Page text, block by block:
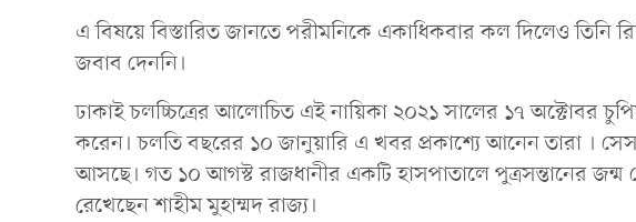
এ বিষয়ে বিস্তারিত জানতে পরীমনিকে একাধিকবার কল দিলেও তিনি
জবাব দেননি।
ঢাকাই চলচ্চিত্রের আলোচিত এই নায়িকা ২০২১ সালের ১৭ অক্টোবর
করেন। চলতি বছরের ১০ জানুয়ারি এ খবর প্রকাশ্যে আনেন তারা ।
আসছে। গত ১০ আগস্ট রাজধানীর একটি হাসপাতালে পুত্রসন্তানের জন্ম
রেখেছেন শাহীম মুহাম্মদ রাজ্য।